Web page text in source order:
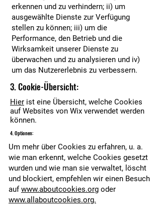
erkennen und zu verhindern; ii) um
ausgewählte Dienste zur Verfügung
stellen zu können; iii) um die
Performance, den Betrieb und die
Wirksamkeit unserer Dienste zu
überwachen und zu analysieren und iv)
um das Nutzererlebnis zu verbessern.
3. Cookie-Übersicht:
Hier ist eine Übersicht, welche Cookies
auf Websites von Wix verwendet werden
können.
4. Optionen:
Um mehr über Cookies zu erfahren, u. a.
wie man erkennt, welche Cookies gesetzt
wurden und wie man sie verwaltet, löscht
und blockiert, empfehlen wir einen Besuch
aufwww.aboutcookies.org oder
www.allaboutcookies.org.